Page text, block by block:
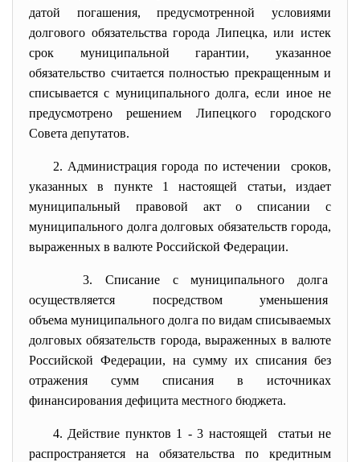
датой погашения, предусмотренной условиями
долгового обязательства города Липецка, или истек
срок муниципальной гарантии, указанное
обязательство считается полностью прекращенным и
списывается с муниципального долга, если иное не
предусмотрено решением Липецкого городского
Совета депутатов.
2. Администрация города поистечении сроков,
указанных в пункте 1 настоящей статьи, издает
муниципальный правовой акт о списании с
муниципального долга долговых обязательств города,
выраженных в валюте Российской Федерации.
3. Списание с муниципального долга
осуществляется посредством уменьшения
объема муниципального долга по видам списываемых
долговых обязательств города, выраженных в валюте
Российской Федерации, на сумму их списания без
отражения сумм списания в источниках
финансирования дефицита местного бюджета.
4. Действие пунктов 1 - 3 настоящей статьи не
распространяется на обязательства по кредитным